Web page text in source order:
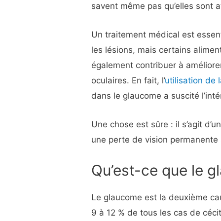
savent même pas qu’elles sont
Un traitement médical est
les lésions, mais certains
également contribuer à
oculaires. En fait, l’utilisation de
dans le glaucome a suscité
Une chose est sûre : il s’agit
une perte de vision permanente
Qu’est-ce que le
Le glaucome est la deuxième
9 à 12 % de tous les cas de